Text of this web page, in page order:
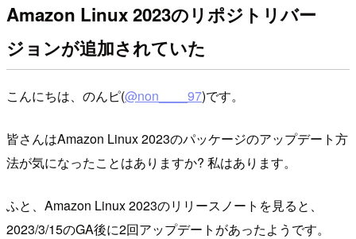
Amazon Linux 2023のリポジトリバー
ジョンが追加されていた
こんにちは、のんピ(@non____97)です。
皆さんはAmazon Linux 2023のパッケージのアップデート方
法が気になったことはありますか? 私はあります。
ふと、Amazon Linux 2023のリリースノートを見ると、
2023/3/15のGA後に2回アップデートがあったようです。